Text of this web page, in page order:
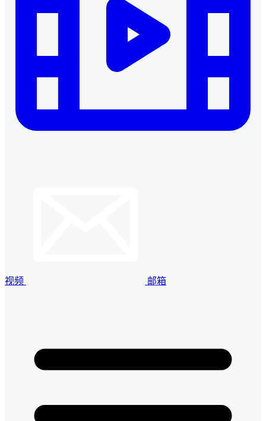
视频 邮箱